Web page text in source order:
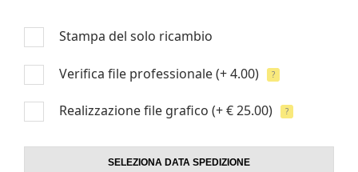
Stampa del solo ricambio
Verifica file professionale(+ 4.00) ?
Realizzazione file grafico (+ € 25.00) ?
SELEZIONA DATA SPEDIZIONE